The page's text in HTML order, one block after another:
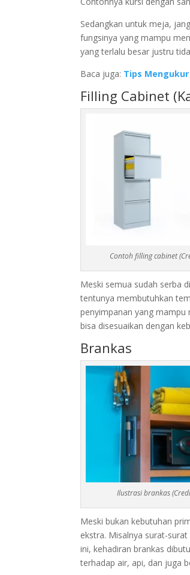
Sedangkan untuk meja,
fungsinya yang mampu
yang terlalu besar justru
Baca juga: Tips
Filling Cabinet
Contoh filling cabinet
Meski semua sudah serba
tentunya membutuhkan
penyimpanan yang mampu
bisa disesuaikan dengan
Brankas
Ilustrasi brankas
Meski bukan kebutuhan
ekstra. Misalnya surat-
ini, kehadiran brankas
terhadap air, api, dan juga